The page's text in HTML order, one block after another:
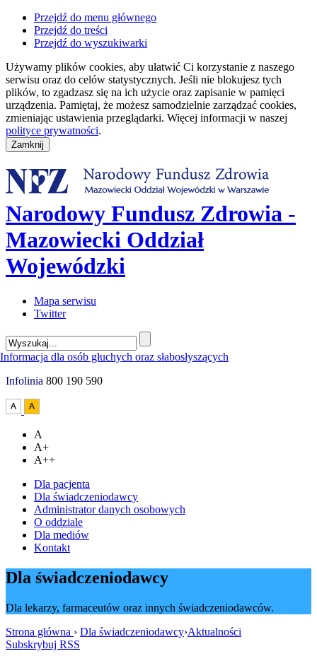
Przejdź do menu głównego
Przejdź do treści
Przejdź do wyszukiwarki
Używamy plików cookies, aby ułatwić Ci korzystanie z naszego
serwisu oraz do celów statystycznych. Jeśli nie blokujesz tych
plików, to zgadzasz się na ich użycie oraz zapisanie w pamięci
urządzenia. Pamiętaj, że możesz samodzielnie zarządzać cookies,
zmieniając ustawienia przeglądarki. Więcej informacji w naszej
polityce prywatności.
Narodowy Fundusz Zdrowia -
Mazowiecki Oddział
Wojewódzki
Mapa serwisu
Twitter
Infolinia 800 190 590
A
A+
A++
Dla pacjenta
Dla świadczeniodawcy
Administrator danych osobowych
O oddziale
Dla mediów
Kontakt
Dla świadczeniodawcy
Dla lekarzy, farmaceutów oraz innych świadczeniodawców.
Strona główna › Dla świadczeniodawcy›Aktualności
Subskrybuj RSS